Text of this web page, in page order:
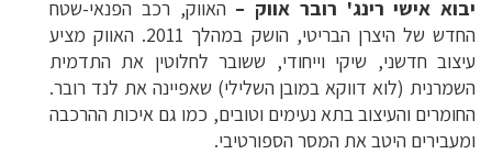
יבוא אישי רינג' רובר אווק – האווק, רכב הפנאי-שטח
החדש של היצרן הבריטי, הושק במהלך 2011. האווק מציע
עיצוב חדשני, שיקי וייחודי, ששובר לחלוטין את התדמית
השמרנית (לוא דווקא במובן השלילי) שאפיינה את לנד רובר.
החומרים והעיצוב בתא נעימים וטובים, כמו גם איכות ההרכבה
ומעבירים היטב את המסר הספורטיבי.